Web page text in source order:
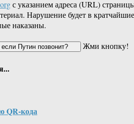
с указанием адреса (URL)
Нарушение будет в кратчайшие
наказаны.
Жми кнопку!
QR-кода